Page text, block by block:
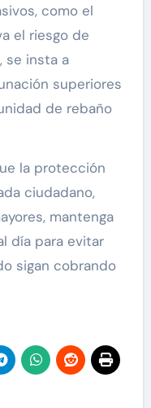
como el
el riesgo de
se insta a
superiores
de rebaño
la protección
ciudadano,
mantenga
día para evitar
sigan cobrando